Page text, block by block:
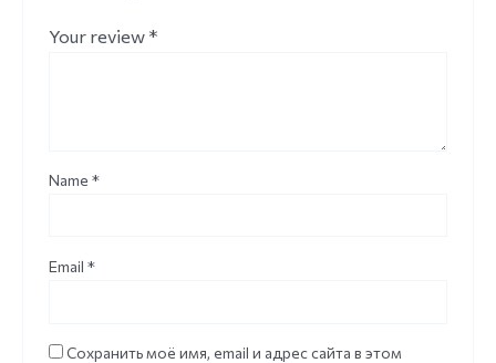
Your review *
Name *
Email *
Сохранить моё имя, email и адрес сайта в этом